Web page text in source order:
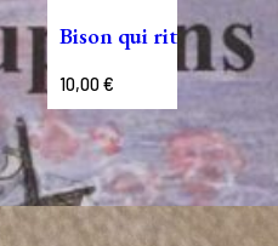
Bison qui rit
10,00€